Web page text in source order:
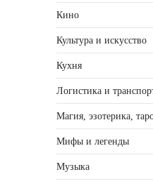
Кино
Культура и искусство
Кухня
Логистика и
Магия, эзотерика,
Мифы и легенды
Музыка